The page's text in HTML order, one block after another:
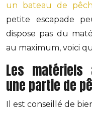
un bateau de
petite escapade
dispose pas du
au maximum, voici
Les matériels
une partie de
Il est conseillé de